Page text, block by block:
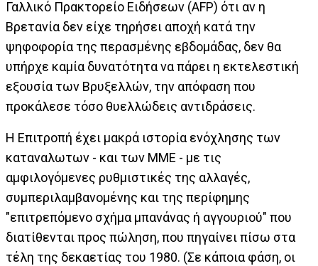
Γαλλικό Πρακτορείο Ειδήσεων (AFP) ότι αν η
Βρετανία δεν είχε τηρήσει αποχή κατά την
ψηφοφορία της περασμένης εβδομάδας, δεν θα
υπήρχε καμία δυνατότητα να πάρει η εκτελεστική
εξουσία των Βρυξελλών, την απόφαση που
προκάλεσε τόσο θυελλώδεις αντιδράσεις.
Η Επιτροπή έχει μακρά ιστορία ενόχλησης των
καταναλωτων - και των ΜΜΕ - με τις
αμφιλογόμενες ρυθμιστικές της αλλαγές,
συμπεριλαμβανομένης και της περίφημης
"επιτρεπόμενο σχήμα μπανάνας ή αγγουριού" που
διατίθενται προς πώληση, που πηγαίνει πίσω στα
τέλη της δεκαετίας του 1980. (Σε κάποια φάση, οι